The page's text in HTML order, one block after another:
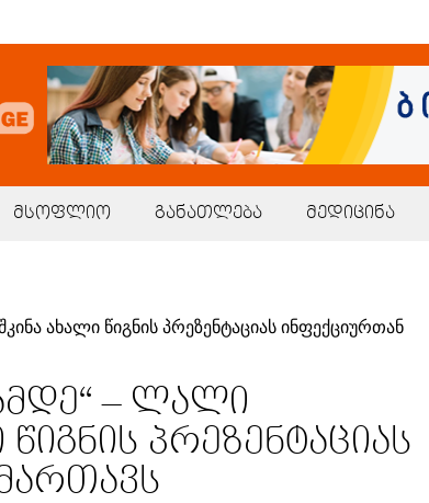
მსოფლიო განათლება მედიცინა
– ლალი
პრეზენტაციას